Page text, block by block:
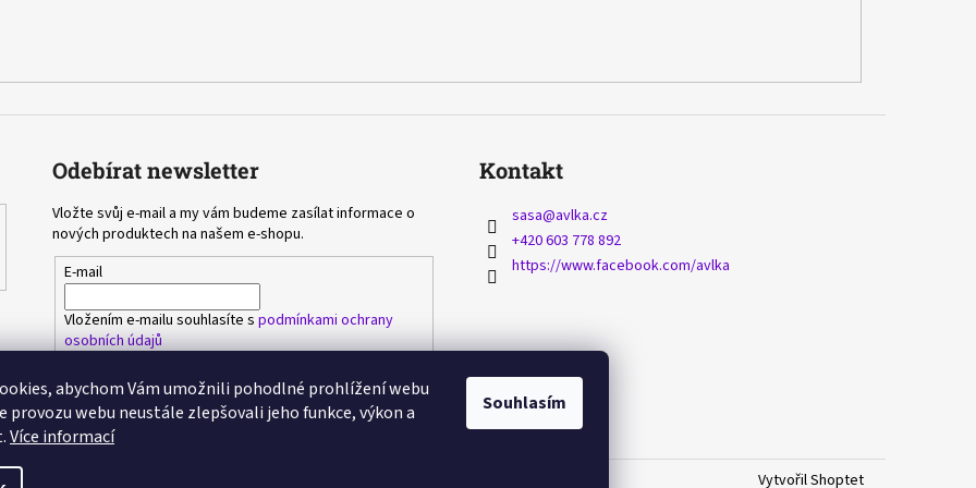
abychom Vám umožnili pohodlné prohlížení webu
provozu webu neustále zlepšovali jeho funkce, výkon a
Více informací
Souhlasím
Odebírat newsletter
Vložte svůj e-mail a my vám budeme zasílat informace o
nových produktech na našem e-shopu.
E-mail
Vložením e-mailu souhlasíte spodmínkami ochrany
osobních údajů
PŘIHLÁSIT SE
Kontakt
sasa@avlka.cz
+420 603 778 892
https://www.facebook.com/avlka
Vytvořil Shoptet